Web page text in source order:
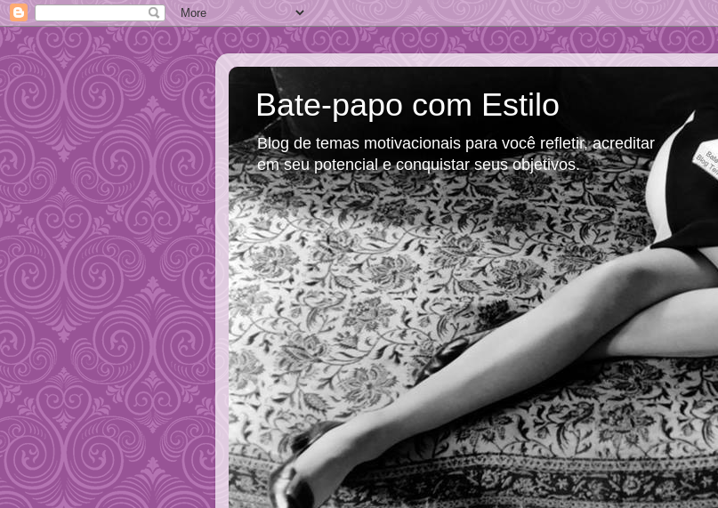
Bate-papo com Estilo
Blog de temas motivacionais para você refletir, acreditar
em seu potencial e conquistar seus objetivos.